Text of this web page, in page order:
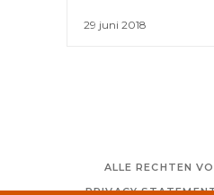
29 juni 2018
ALLE RECHTEN
PRIVACY